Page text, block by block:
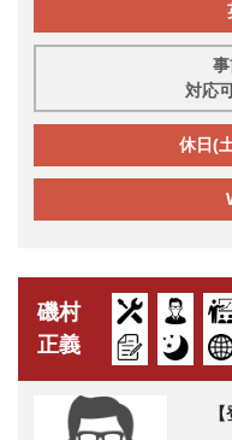
対応
休日(
磯村
正義